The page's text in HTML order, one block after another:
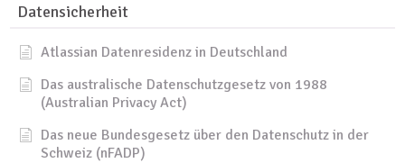
Datensicherheit
Atlassian Datenresidenz in Deutschland
Das australische Datenschutzgesetz von 1988
(Australian Privacy Act)
Das neue Bundesgesetz über den Datenschutz in der
Schweiz (nFADP)